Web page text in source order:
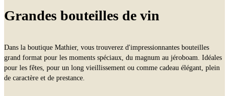
Grandes bouteilles de vin
Dans la boutique Mathier, vous trouverez d'impressionnantes bouteilles
grand format pour les moments spéciaux, du magnum au jéroboam. Idéales
pour les fêtes, pour un long vieillissement ou comme cadeau élégant, plein
de caractère et de prestance.